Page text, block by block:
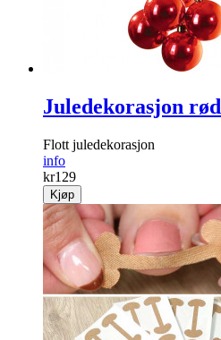
Juledekorasjon rød
Flott juledekorasjon
info
kr129
Kjøp